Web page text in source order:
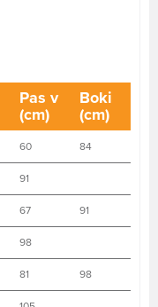
Pas v
(cm)
Boki
(cm)
60 84
91
67 91
98
81 98